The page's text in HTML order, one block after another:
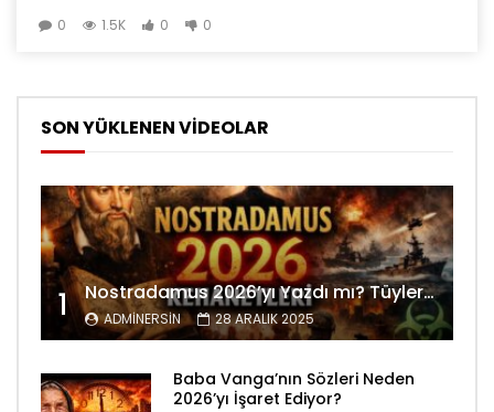
0 1.5K 0 0
SON YÜKLENEN VİDEOLAR
1 Nostradamus 2026’yı Yazdı mı? Tüyler Ürperten Kehanetler
ADMINERSIN 28 ARALIK 2025
Baba Vanga’nın Sözleri Neden
2026’yı İşaret Ediyor?